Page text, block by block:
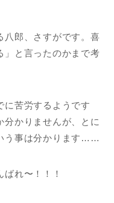
八郎、さすがです。喜
」と言ったのかまで考
に苦労するようです
分かりませんが、とに
う事は分かります……
れ〜！！！